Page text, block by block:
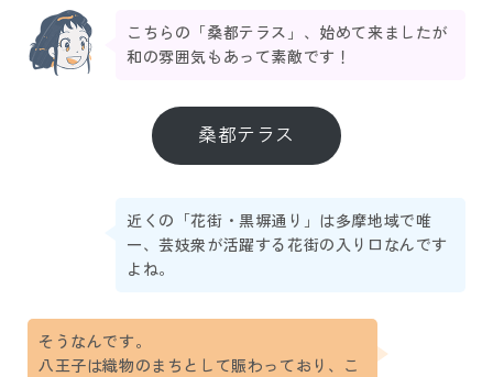
こちらの「桑都テラス」、始めて来ましたが
和の雰囲気もあって素敵です！
桑都テラス
近くの「花街・黒塀通り」は多摩地域で唯
一、芸妓衆が活躍する花街の入り口なんです
よね。
そうなんです。
八王子は織物のまちとして賑わっており、こ